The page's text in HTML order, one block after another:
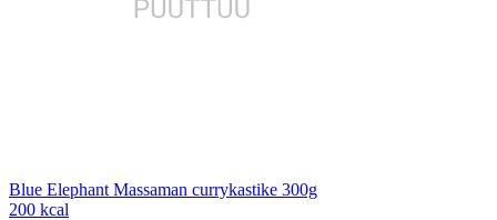
Blue Elephant Massaman currykastike 300g
200 kcal